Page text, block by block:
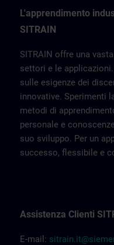
L'apprendimento
SITRAIN
SITRAIN offre una
settori e le
sulle esigenze dei
innovative. Sperimenti
metodi di
personale e
suo sviluppo. Per un
successo, flessibile e
Assistenza Clienti
E-mail: